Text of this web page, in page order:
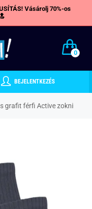
Vásárolj 70%-os
0
BEJELENTKEZÉS
grafit férfi Active zokni